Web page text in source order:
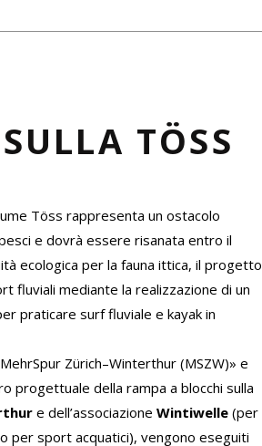
TÖSS
Töss rappresenta un ostacolo
e dovrà essere risanata entro il
ecologica per la fauna ittica, il progetto
fluviali mediante la realizzazione di un
praticare surf fluviale e kayak in
Zürich–Winterthur (MSZW)» e
progettuale della rampa a blocchi sulla
e dell’associazione Wintiwelle (per
per sport acquatici), vengono eseguiti